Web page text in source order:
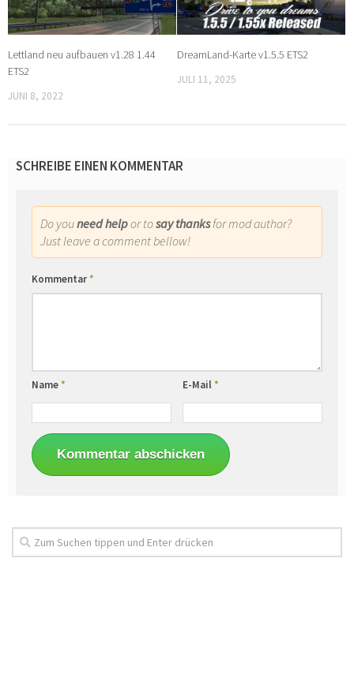
Lettland neu aufbauen v1.28 1.44
ETS2
JUNI 8, 2022
DreamLand-Karte v1.5.5 ETS2
JULI 11, 2025
SCHREIBE EINEN KOMMENTAR
Do youneed helpor tosay thanksfor mod author?
Just leave a comment bellow!
Kommentar*
Name* E-Mail*